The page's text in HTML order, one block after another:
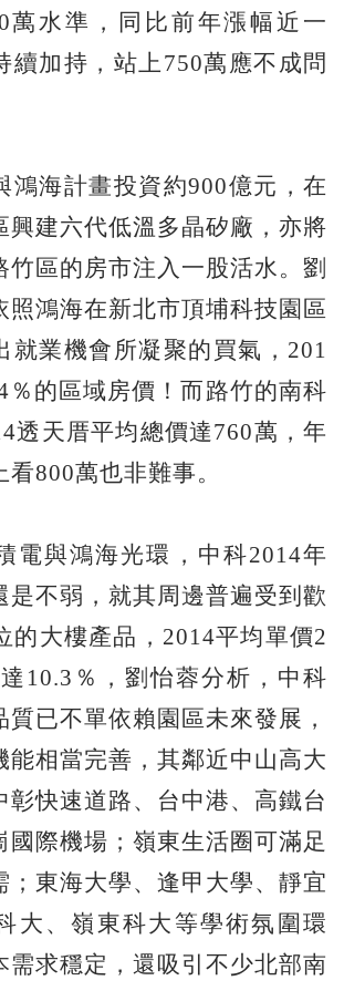
萬水準，同比前年漲幅近一
續加持，站上750萬應不成問
鴻海計畫投資約900億元，在
興建六代低溫多晶矽廠，亦將
竹區的房市注入一股活水。劉
照鴻海在新北市頂埔科技園區
就業機會所凝聚的買氣，201
％的區域房價！而路竹的南科
透天厝平均總價達760萬，年
800萬也非難事。
電與鴻海光環，中科2014年
是不弱，就其周邊普遍受到歡
的大樓產品，2014平均單價2
10.3％，劉怡蓉分析，中科
質已不單依賴園區未來發展，
能相當完善，其鄰近中山高大
彰快速道路、台中港、高鐵台
國際機場；嶺東生活圈可滿足
；東海大學、逢甲大學、靜宜
大、嶺東科大等學術氛圍環
需求穩定，還吸引不少北部南